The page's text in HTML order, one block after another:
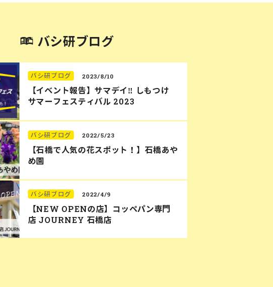
バシ研ブログ
バシ研ブログ 2023/8/10
【イベント報告】サマデイ‼︎ しもつけ
サマーフェスティバル 2023
バシ研ブログ 2022/5/23
【石橋で人気の花スポット！】石橋あや
め園
バシ研ブログ 2022/4/9
【NEW OPENの店】コッペパン専門
店 JOURNEY 石橋店